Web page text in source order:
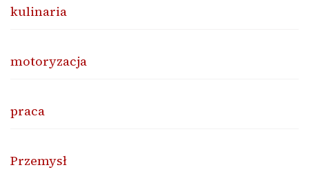
kulinaria
motoryzacja
praca
Przemysł